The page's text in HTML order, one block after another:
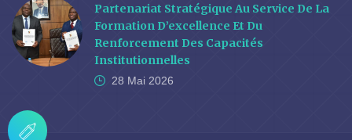
Partenariat Stratégique Au Service De La
Formation D’excellence Et Du
Renforcement Des Capacités
Institutionnelles
28 Mai 2026